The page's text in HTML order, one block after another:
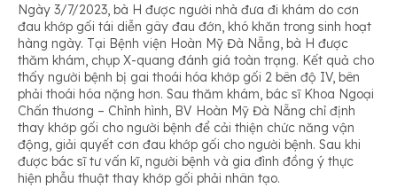
Ngày 3/7/2023, bà H được người nhà đưa đi khám do cơn
đau khớp gối tái diễn gây đau đớn, khó khăn trong sinh hoạt
hàng ngày. Tại Bệnh viện Hoàn Mỹ Đà Nẵng, bà H được
thăm khám, chụp X-quang đánh giá toàn trạng. Kết quả cho
thấy người bệnh bị gai thoái hóa khớp gối 2 bên độ IV, bên
phải thoái hóa nặng hơn. Sau thăm khám, bác sĩ Khoa Ngoại
Chấn thương – Chỉnh hình, BV Hoàn Mỹ Đà Nẵng chỉ định
thay khớp gối cho người bệnh để cải thiện chức năng vận
động, giải quyết cơn đau khớp gối cho người bệnh. Sau khi
được bác sĩ tư vấn kĩ, người bệnh và gia đình đồng ý thực
hiện phẫu thuật thay khớp gối phải nhân tạo.